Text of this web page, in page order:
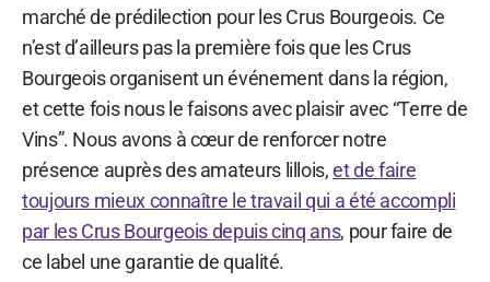
marché de prédilection pour les Crus Bourgeois. Ce
n’est d’ailleurs pas la première fois que les Crus
Bourgeois organisent un événement dans la région,
et cette fois nous le faisons avec plaisir avec “Terre de
Vins”. Nous avons à cœur de renforcer notre
présence auprès des amateurs lillois,et de faire
toujours mieux connaître le travail qui a été accompli
par les Crus Bourgeois depuis cinq ans, pour faire de
ce label une garantie de qualité.